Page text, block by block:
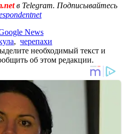
в Telegram. Подписывайтесь
News
, черепахи
необходимый текст и
об этом редакции.